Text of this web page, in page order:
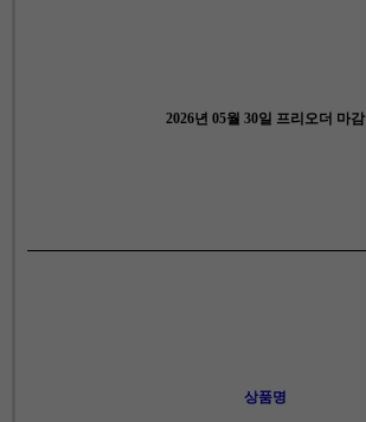
2026년 05월 30일 프리오더 마감
상품명